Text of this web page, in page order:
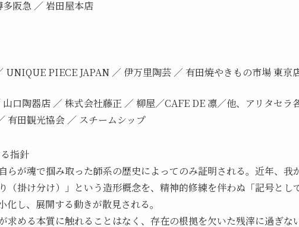
阪急 ／ 岩田屋本店
PIECE JAPAN ／ 伊万里陶芸 ／ 有田焼やきもの市場 東京
口陶器店 ／ 株式会社藤正 ／ 柳屋／CAFE DE 凛／他、アリタセラ
有田観光協会 ／ スチームシップ
指針
らが魂で掴み取った師系の歴史によってのみ証明される。近年、我
（掛け分け）」という造形概念を、精神的修練を伴わぬ「記号とし
化し、展開する動きが散見される。
求める本質に触れることはなく、存在の根拠を欠いた残滓に過ぎな